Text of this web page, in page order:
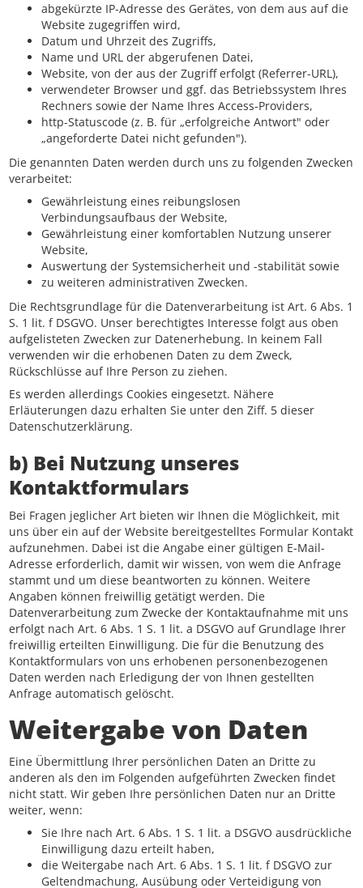
abgekürzte IP-Adresse des Gerätes, von dem aus auf die
Website zugegriffen wird,
Datum und Uhrzeit des Zugriffs,
Name und URL der abgerufenen Datei,
Website, von der aus der Zugriff erfolgt (Referrer-URL),
verwendeter Browser und ggf. das Betriebssystem Ihres
Rechners sowie der Name Ihres Access-Providers,
http-Statuscode (z. B. für „erfolgreiche Antwort" oder
„angeforderte Datei nicht gefunden").
Die genannten Daten werden durch uns zu folgenden Zwecken
verarbeitet:
Gewährleistung eines reibungslosen
Verbindungsaufbaus der Website,
Gewährleistung einer komfortablen Nutzung unserer
Website,
Auswertung der Systemsicherheit und -stabilität sowie
zu weiteren administrativen Zwecken.
Die Rechtsgrundlage für die Datenverarbeitung ist Art. 6 Abs. 1
S. 1 lit. f DSGVO. Unser berechtigtes Interesse folgt aus oben
aufgelisteten Zwecken zur Datenerhebung. In keinem Fall
verwenden wir die erhobenen Daten zu dem Zweck,
Rückschlüsse auf Ihre Person zu ziehen.
Es werden allerdings Cookies eingesetzt. Nähere
Erläuterungen dazu erhalten Sie unter den Ziff. 5 dieser
Datenschutzerklärung.
b) Bei Nutzung unseres
Kontaktformulars
Bei Fragen jeglicher Art bieten wir Ihnen die Möglichkeit, mit
uns über ein auf der Website bereitgestelltes Formular Kontakt
aufzunehmen. Dabei ist die Angabe einer gültigen E-Mail-
Adresse erforderlich, damit wir wissen, von wem die Anfrage
stammt und um diese beantworten zu können. Weitere
Angaben können freiwillig getätigt werden. Die
Datenverarbeitung zum Zwecke der Kontaktaufnahme mit uns
erfolgt nach Art. 6 Abs. 1 S. 1 lit. a DSGVO auf Grundlage Ihrer
freiwillig erteilten Einwilligung. Die für die Benutzung des
Kontaktformulars von uns erhobenen personenbezogenen
Daten werden nach Erledigung der von Ihnen gestellten
Anfrage automatisch gelöscht.
Weitergabe von Daten
Eine Übermittlung Ihrer persönlichen Daten an Dritte zu
anderen als den im Folgenden aufgeführten Zwecken findet
nicht statt. Wir geben Ihre persönlichen Daten nur an Dritte
weiter, wenn:
Sie Ihre nach Art. 6 Abs. 1 S. 1 lit. a DSGVO ausdrückliche
Einwilligung dazu erteilt haben,
die Weitergabe nach Art. 6 Abs. 1 S. 1 lit. f DSGVO zur
Geltendmachung, Ausübung oder Verteidigung von